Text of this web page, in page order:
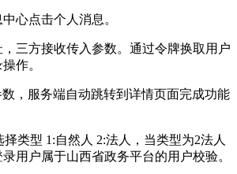
心点击个人消息。
三方接收传入参数。通过令牌换取用户
作。
数，服务端自动跳转到详情页面完成功能
择类型 1:自然人 2:法人，当类型为2法人
用户属于山西省政务平台的用户校验。